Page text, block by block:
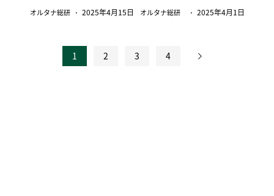
ドライン」、Gウォッシュ
オルタナ総研 2025年4月15日 オルタナ総研 2025年4月1日
投
1 2 3 4